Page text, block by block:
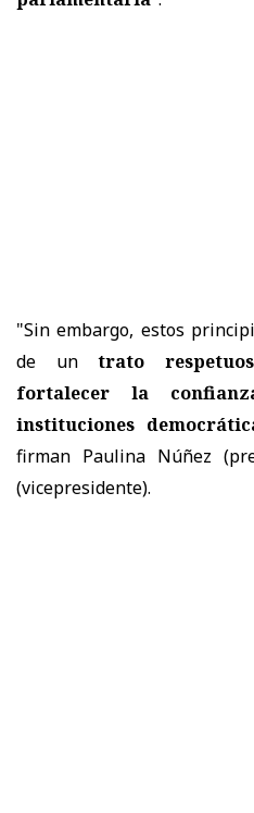
"Sin embargo, estos
de un trato
fortalecer la
instituciones
firman Paulina Núñez
(vicepresidente).